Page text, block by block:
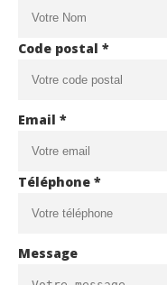
Code postal *
Email *
Téléphone *
Message